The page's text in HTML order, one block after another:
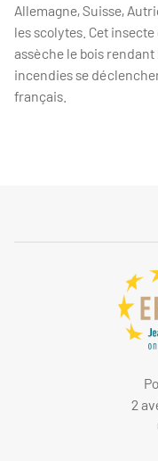
Allemagne, Suisse,
les scolytes. Cet
assèche le bois
incendies se
français.
2